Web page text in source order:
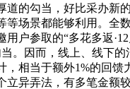
的勾当，好比采办新的
等场景都能够利用。全
用户参取的“多花多返
。因而，线上、线下
，相当于额外1%的回馈
立异弄法，有多笔金额较